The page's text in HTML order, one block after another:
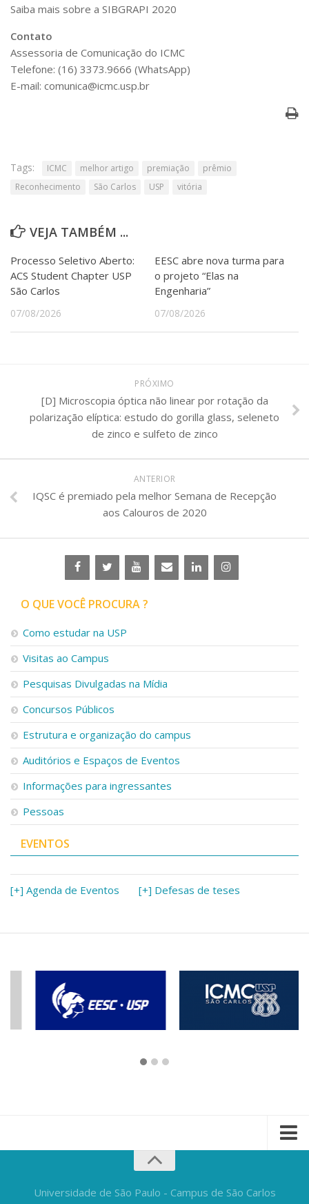
Saiba mais sobre a SIBGRAPI 2020
Contato
Assessoria de Comunicação do ICMC
Telefone: (16) 3373.9666 (WhatsApp)
E-mail: comunica@icmc.usp.br
Tags: ICMC melhor artigo premiação
prêmio
Reconhecimento
São Carlos USP vitória
VEJA TAMBÉM ...
Processo Seletivo Aberto:
ACS Student Chapter USP
São Carlos
07/08/2026
EESC abre nova turma para
o projeto “Elas na
Engenharia”
07/08/2026
PRÓXIMO
[D] Microscopia óptica não linear por rotação da
polarização elíptica: estudo do gorilla glass, seleneto
de zinco e sulfeto de zinco
ANTERIOR
IQSC é premiado pela melhor Semana de Recepção
aos Calouros de 2020
O QUE VOCÊ PROCURA ?
Como estudar na USP
Visitas ao Campus
Pesquisas Divulgadas na Mídia
Concursos Públicos
Estrutura e organização do campus
Auditórios e Espaços de Eventos
Informações para ingressantes
Pessoas
EVENTOS
[+] Agenda de Eventos [+] Defesas de teses
Universidade de São Paulo - Campus de São Carlos